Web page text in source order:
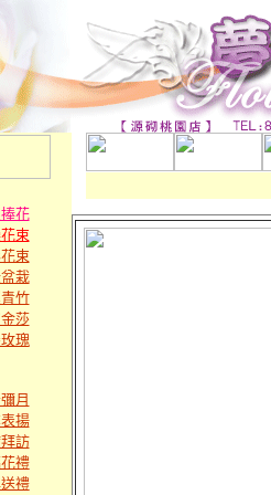
花
束
束
栽
竹
莎
瑰
月
揚
訪
禮
禮